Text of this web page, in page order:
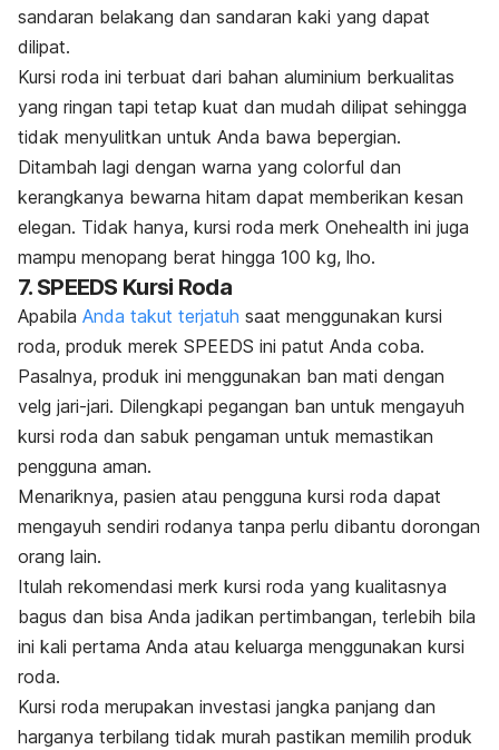
sandaran belakang dan sandaran kaki yang dapat
dilipat.
Kursi roda ini terbuat dari bahan aluminium berkualitas
yang ringan tapi tetap kuat dan mudah dilipat sehingga
tidak menyulitkan untuk Anda bawa bepergian.
Ditambah lagi dengan warna yang colorful dan
kerangkanya bewarna hitam dapat memberikan kesan
elegan. Tidak hanya, kursi roda merk Onehealth ini juga
mampu menopang berat hingga 100 kg, lho.
7. SPEEDS Kursi Roda
Apabila Anda takut terjatuh saat menggunakan kursi
roda, produk merek SPEEDS ini patut Anda coba.
Pasalnya, produk ini menggunakan ban mati dengan
velg jari-jari. Dilengkapi pegangan ban untuk mengayuh
kursi roda dan sabuk pengaman untuk memastikan
pengguna aman.
Menariknya, pasien atau pengguna kursi roda dapat
mengayuh sendiri rodanya tanpa perlu dibantu dorongan
orang lain.
Itulah rekomendasi merk kursi roda yang kualitasnya
bagus dan bisa Anda jadikan pertimbangan, terlebih bila
ini kali pertama Anda atau keluarga menggunakan kursi
roda.
Kursi roda merupakan investasi jangka panjang dan
harganya terbilang tidak murah pastikan memilih produk